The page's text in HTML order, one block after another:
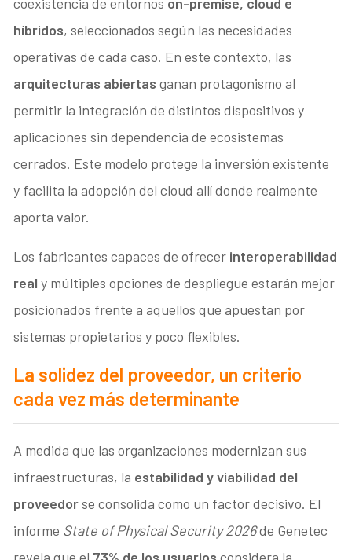
híbridos, seleccionados según las necesidades
operativas de cada caso. En este contexto, las
arquitecturas abiertas ganan protagonismo al
permitir la integración de distintos dispositivos y
aplicaciones sin dependencia de ecosistemas
cerrados. Este modelo protege la inversión existente
y facilita la adopción del cloud allí donde realmente
aporta valor.
Los fabricantes capaces de ofrecer interoperabilidad
real y múltiples opciones de despliegue estarán mejor
posicionados frente a aquellos que apuestan por
sistemas propietarios y poco flexibles.
La solidez del proveedor, un criterio
cada vez más determinante
A medida que las organizaciones modernizan sus
infraestructuras, la estabilidad y viabilidad del
proveedorse consolida como un factor decisivo. El
informe State of Physical Security 2026de Genetec